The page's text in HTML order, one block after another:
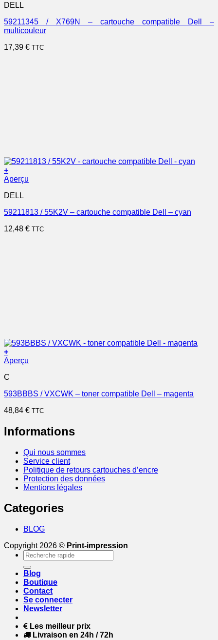
DELL
59211345 / X769N – cartouche compatible Dell –
multicouleur
17,39 € TTC
+
Aperçu
DELL
59211813 / 55K2V – cartouche compatible Dell – cyan
12,48 € TTC
+
Aperçu
C
593BBBS / VXCWK – toner compatible Dell – magenta
48,84 € TTC
Informations
Qui nous sommes
Service client
Politique de retours cartouches d’encre
Protection des données
Mentions légales
Categories
BLOG
Copyright 2026 © Print-impression
Recherche
pour :
Blog
Boutique
Contact
Se connecter
Newsletter
Les meilleur prix
Livraison en 24h / 72h